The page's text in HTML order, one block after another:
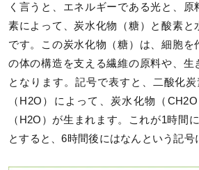
く言うと、エネルギーである光と、
素によって、炭水化物（糖）と酸素と
です。この炭水化物（糖）は、細胞を
の体の構造を支える繊維の原料や、生
となります。記号で表すと、二酸化
（H2O）によって、炭水化物（
（H2O）が生まれます。これが1時間
とすると、6時間後にはなんという記号